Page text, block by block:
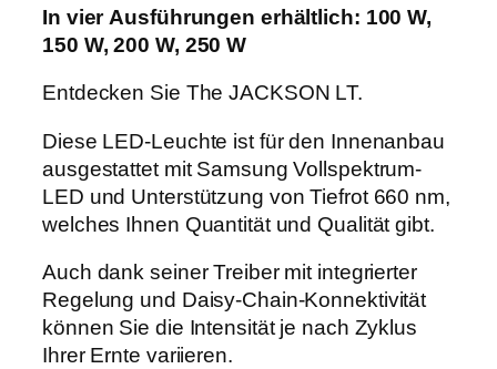
0
5
,
0
€
€
.
T
h
J
c
k
s
o
n
L
T
M
In vier Ausführungen erhältlich: 100 W,
150 W, 200 W, 250 W
Entdecken Sie The JACKSON LT.
Diese LED-Leuchte ist für den Innenanbau
ausgestattet mit Samsung Vollspektrum-
LED und Unterstützung von Tiefrot 660 nm,
welches Ihnen Quantität und Qualität gibt.
Auch dank seiner Treiber mit integrierter
Regelung und Daisy-Chain-Konnektivität
können Sie die Intensität je nach Zyklus
Ihrer Ernte variieren.